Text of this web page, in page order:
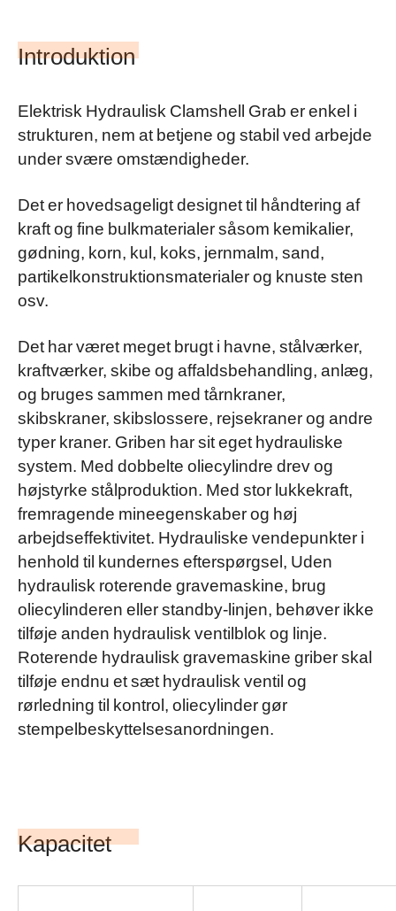
Introduktion
Elektrisk Hydraulisk Clamshell Grab er enkel i
strukturen, nem at betjene og stabil ved arbejde
under svære omstændigheder.
Det er hovedsageligt designet til håndtering af
kraft og fine bulkmaterialer såsom kemikalier,
gødning, korn, kul, koks, jernmalm, sand,
partikelkonstruktionsmaterialer og knuste sten
osv.
Det har været meget brugt i havne, stålværker,
kraftværker, skibe og affaldsbehandling, anlæg,
og bruges sammen med tårnkraner,
skibskraner, skibslossere, rejsekraner og andre
typer kraner. Griben har sit eget hydrauliske
system. Med dobbelte oliecylindre drev og
højstyrke stålproduktion. Med stor lukkekraft,
fremragende mineegenskaber og høj
arbejdseffektivitet. Hydrauliske vendepunkter i
henhold til kundernes efterspørgsel, Uden
hydraulisk roterende gravemaskine, brug
oliecylinderen eller standby-linjen, behøver ikke
tilføje anden hydraulisk ventilblok og linje.
Roterende hydraulisk gravemaskine griber skal
tilføje endnu et sæt hydraulisk ventil og
rørledning til kontrol, oliecylinder gør
stempelbeskyttelsesanordningen.
Kapacitet